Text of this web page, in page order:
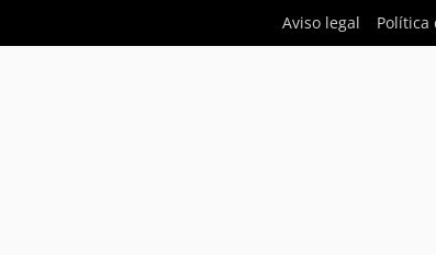
Aviso legal Política